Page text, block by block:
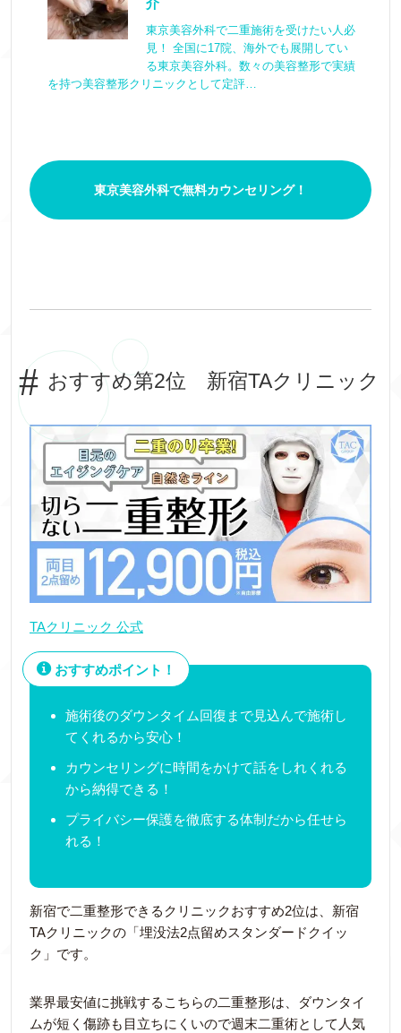
東京美容外科で二重施術を受けたい人必
見！ 全国に17院、海外でも展開してい
る東京美容外科。数々の美容整形で実績
を持つ美容整形クリニックとして定評…
東京美容外科で無料カウンセリング！
おすすめ第2位 新宿TAクリニック
TAクリニック 公式
おすすめポイント！
施術後のダウンタイム回復まで見込んで施術し
てくれるから安心！
カウンセリングに時間をかけて話をしれくれる
から納得できる！
プライバシー保護を徹底する体制だから任せら
れる！
新宿で二重整形できるクリニックおすすめ2位は、新宿
TAクリニックの「埋没法2点留めスタンダードクイッ
ク」です。
業界最安値に挑戦するこちらの二重整形は、ダウンタイ
ムが短く傷跡も目立ちにくいので週末二重術として人気